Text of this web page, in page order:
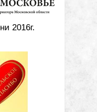
2016г.